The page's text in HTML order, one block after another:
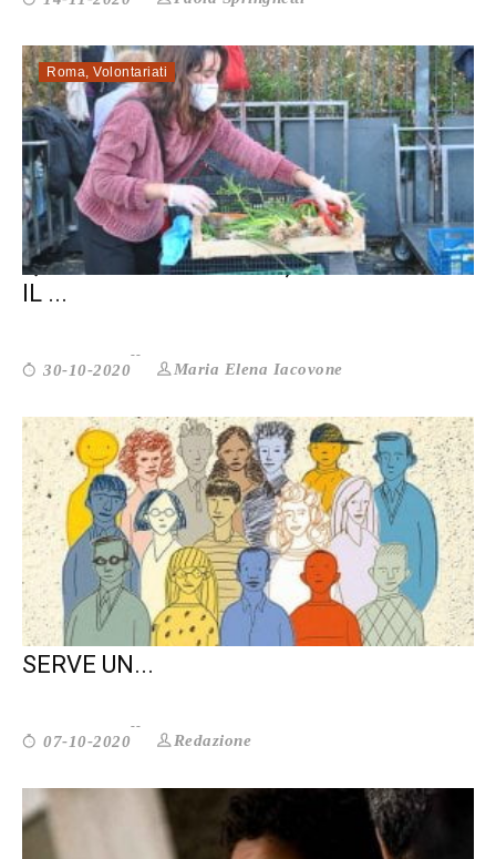
Roma Volontariati
QUELLI DI REFOODGEES, CHE SALVANO
IL ...
30-10-2020 Maria Elena Iacovone
NUOVO DECRETO SICUREZZA. ORA
SERVE UN...
07-10-2020 Redazione